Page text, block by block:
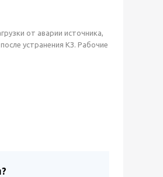
от аварии источника,
устранения КЗ. Рабочие